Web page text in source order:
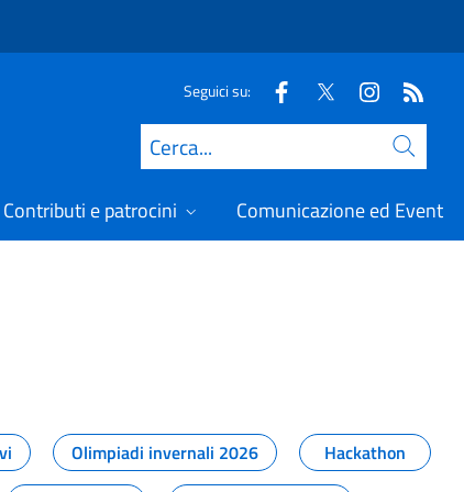
Seguici su:
Cerca
Contributi e patrocini Comunicazione ed Eventi
Olimpiadi invernali 2026
Hackathon